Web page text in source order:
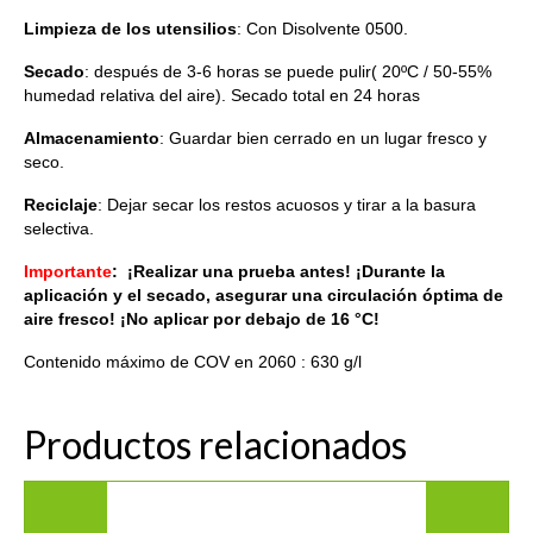
Limpieza de los utensilios: Con Disolvente 0500.
Secado: después de 3-6 horas se puede pulir( 20ºC / 50-55%
humedad relativa del aire). Secado total en 24 horas
Almacenamiento: Guardar bien cerrado en un lugar fresco y
seco.
Reciclaje: Dejar secar los restos acuosos y tirar a la basura
selectiva.
Importante: ¡Realizar una prueba antes! ¡Durante la
aplicación y el secado, asegurar una circulación óptima de
aire fresco! ¡No aplicar por debajo de 16 °C!
Contenido máximo de COV en 2060 : 630 g/l
Productos relacionados